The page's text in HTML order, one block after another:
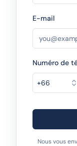
E-mail
Numéro de
+66
Nous vous